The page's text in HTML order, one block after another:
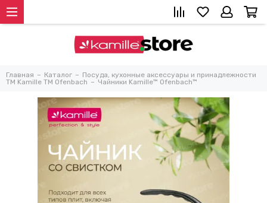
Главная Каталог
Посуда, кухонные аксессуары и принадлежности
TM Kamille TM Ofenbach
Чайники Kamille™ Ofenbach™